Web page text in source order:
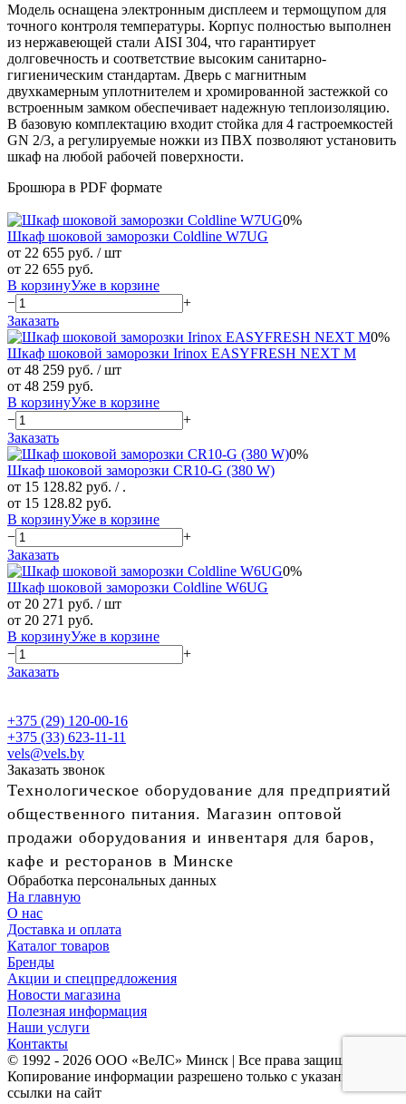
Модель оснащена электронным дисплеем и термощупом для
точного контроля температуры. Корпус полностью выполнен
из нержавеющей стали AISI 304, что гарантирует
долговечность и соответствие высоким санитарно-
гигиеническим стандартам. Дверь с магнитным
двухкамерным уплотнителем и хромированной застежкой со
встроенным замком обеспечивает надежную теплоизоляцию.
В базовую комплектацию входит стойка для 4 гастроемкостей
GN 2/3, а регулируемые ножки из ПВХ позволяют установить
шкаф на любой рабочей поверхности.
Брошюра в PDF формате
0%
Шкаф шоковой заморозки Coldline W7UG
от 22 655 руб. / шт
от 22 655 руб.
В корзинуУже в корзине
−
+
Заказать
0%
Шкаф шоковой заморозки Irinox EASYFRESH NEXT M
от 48 259 руб. / шт
от 48 259 руб.
В корзинуУже в корзине
−
+
Заказать
0%
Шкаф шоковой заморозки CR10-G (380 W)
от 15 128.82 руб. / .
от 15 128.82 руб.
В корзинуУже в корзине
−
+
Заказать
0%
Шкаф шоковой заморозки Coldline W6UG
от 20 271 руб. / шт
от 20 271 руб.
В корзинуУже в корзине
−
+
Заказать
+375 (29) 120-00-16
+375 (33) 623-11-11
vels@vels.by
Заказать звонок
Технологическое оборудование для предприятий
общественного питания. Магазин оптовой
продажи оборудования и инвентаря для баров,
кафе и ресторанов в Минске
Обработка персональных данных
На главную
О нас
Доставка и оплата
Каталог товаров
Бренды
Акции и спецпредложения
Новости магазина
Полезная информация
Наши услуги
Контакты
© 1992 - 2026 ООО «ВеЛС» Минск | Все права защищены
Копирование информации разрешено только с указанием
ссылки на сайт